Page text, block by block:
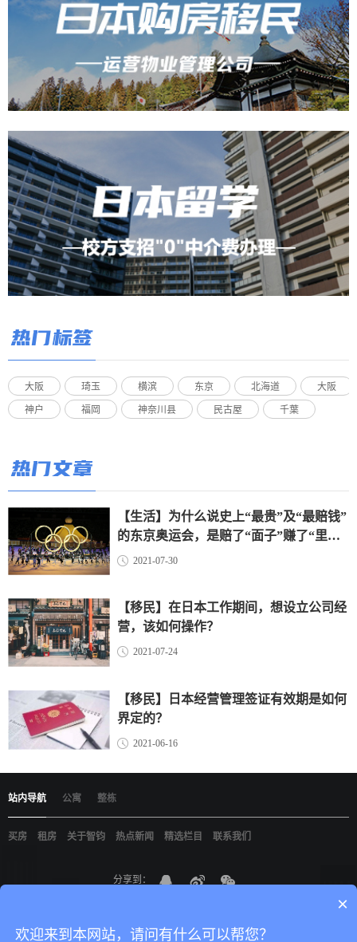
热门标签
大阪 琦玉 横滨 东京 北海道 大阪
神户 福岡 神奈川县 民古屋 千葉
热门文章
【生活】为什么说史上“最贵”及“最赔钱”
的东京奥运会，是赔了“面子”赚了“里
子”？（上）
2021-07-30
【移民】在日本工作期间，想设立公司经
营，该如何操作？
2021-07-24
【移民】日本经营管理签证有效期是如何
界定的？
2021-06-16
站内导航 公寓 整栋
买房 租房 关于智钧 热点新闻 精选栏目 联系我们
分享到：
中国
×
欢迎来到本网站，请问有什么可以帮您？